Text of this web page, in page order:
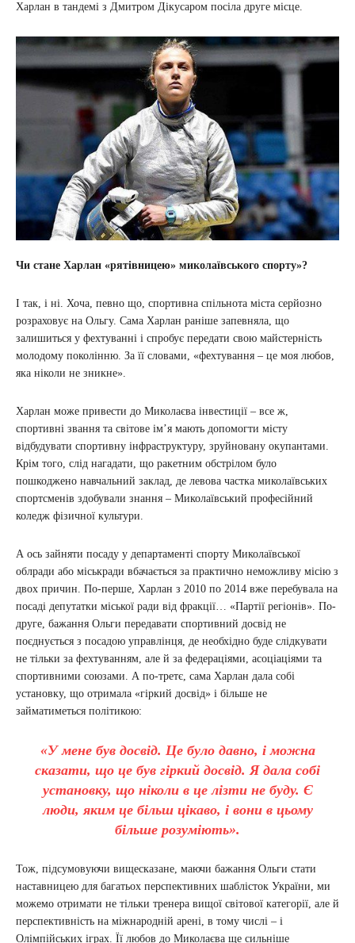
Харлан в тандемі з Дмитром Дікусаром посіла друге місце.
Чи стане Харлан «рятівницею» миколаївського спорту»?
І так, і ні. Хоча, певно що, спортивна спільнота міста серйозно
розраховує на Ольгу. Сама Харлан раніше запевняла, що
залишиться у фехтуванні і спробує передати свою майстерність
молодому поколінню. За її словами, «фехтування – це моя любов,
яка ніколи не зникне».
Харлан може привести до Миколаєва інвестиції – все ж,
спортивні звання та світове ім’я мають допомогти місту
відбудувати спортивну інфраструктуру, зруйновану окупантами.
Крім того, слід нагадати, що ракетним обстрілом було
пошкоджено навчальний заклад, де левова частка миколаївських
спортсменів здобували знання – Миколаївський професійний
коледж фізичної культури.
А ось зайняти посаду у департаменті спорту Миколаївської
облради або міськради вбачається за практично неможливу місію з
двох причин. По-перше, Харлан з 2010 по 2014 вже перебувала на
посаді депутатки міської ради від фракції… «Партії регіонів». По-
друге, бажання Ольги передавати спортивний досвід не
поєднується з посадою управлінця, де необхідно буде слідкувати
не тільки за фехтуванням, але й за федераціями, асоціаціями та
спортивними союзами. А по-третє, сама Харлан дала собі
установку, що отримала «гіркий досвід» і більше не
займатиметься політикою:
«У мене був досвід. Це було давно, і можна
сказати, що це був гіркий досвід. Я дала собі
установку, що ніколи в це лізти не буду. Є
люди, яким це більш цікаво, і вони в цьому
більше розуміють».
Тож, підсумовуючи вищесказане, маючи бажання Ольги стати
наставницею для багатьох перспективних шаблісток України, ми
можемо отримати не тільки тренера вищої світової категорії, але й
перспективність на міжнародній арені, в тому числі – і
Олімпійських іграх. Її любов до Миколаєва ще сильніше